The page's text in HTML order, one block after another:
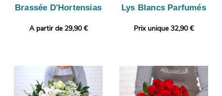
Brassée D'Hortensias
A partir de 29,90 €
Lys Blancs Parfumés
Prix unique 32,90 €